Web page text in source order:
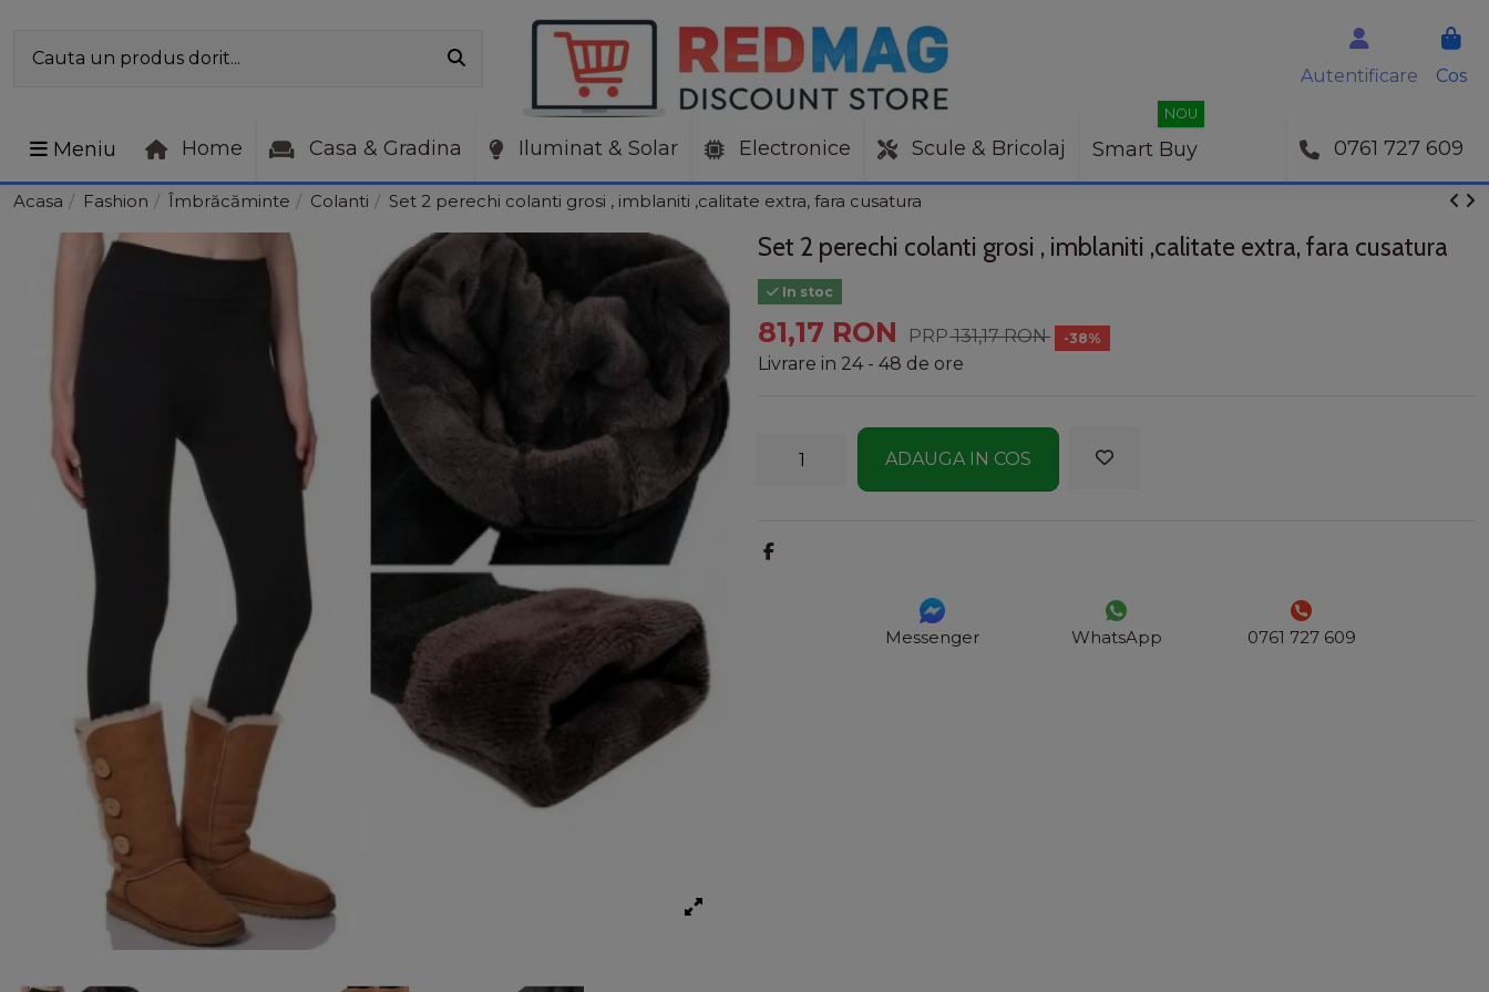
Autentificare Cos
Meniu Home Casa & Gradina Iluminat & Solar Electronice Scule & Bricolaj Smart Buy
NOU
0761 727 609
Acasa Fashion Îmbrăcăminte Colanti Set 2 perechi colanti grosi , imblaniti ,calitate extra, fara cusatura
Set 2 perechi colanti grosi , imblaniti ,calitate extra, fara cusatura
In stoc
81,17 RON 131,17 RON -38%
Livrare in 24 - 48 de ore
ADAUGA IN COS
Messenger WhatsApp 0761 727 609